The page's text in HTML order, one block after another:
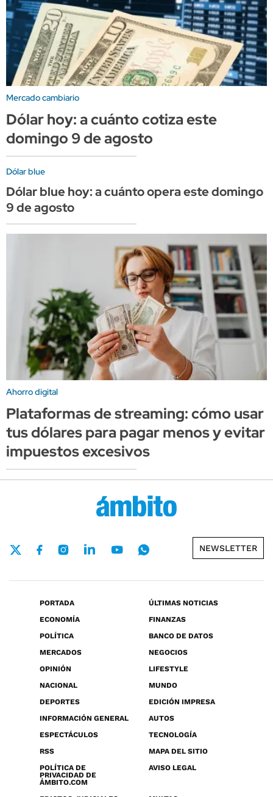
Mercado cambiario
Dólar hoy: a cuánto cotiza este
domingo 9 de agosto
Dólar blue
Dólar blue hoy: a cuánto opera este domingo
9 de agosto
Ahorro digital
Plataformas de streaming: cómo usar
tus dólares para pagar menos y evitar
impuestos excesivos
NEWSLETTER
PORTADA
ÚLTIMAS NOTICIAS
ECONOMÍA
FINANZAS
POLÍTICA
BANCO DE DATOS
MERCADOS
NEGOCIOS
OPINIÓN
LIFESTYLE
NACIONAL
MUNDO
DEPORTES
EDICIÓN IMPRESA
INFORMACIÓN GENERAL
AUTOS
ESPECTÁCULOS
TECNOLOGÍA
RSS
MAPA DEL SITIO
POLÍTICA DE
PRIVACIDAD DE
ÁMBITO.COM
AVISO LEGAL